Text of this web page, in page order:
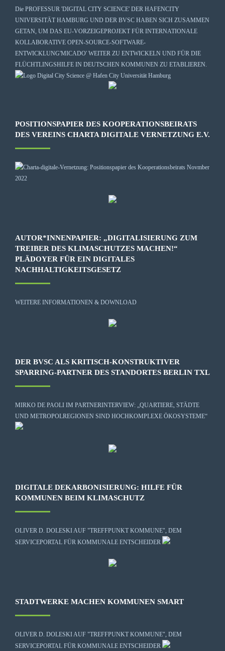
Die PROFESSUR 'DIGITAL CITY SCIENCE' DER HAFENCITY
UNIVERSITÄT HAMBURG UND DER BVSC HABEN SICH ZUSAMMEN
GETAN, UM DAS EU-VORZEIGEPROJEKT FÜR INTERNATIONALE
KOLLABORATIVE OPEN-SOURCE-SOFTWARE-
ENTWICKLUNG'MICADO' WEITER ZU ENTWICKELN UND FÜR DIE
FLÜCHTLINGSHILFE IN DEUTSCHEN KOMMUNEN ZU ETABLIEREN.
POSITIONSPAPIER DES KOOPERATIONSBEIRATS
DES VEREINS CHARTA DIGITALE VERNETZUNG E.V.
AUTOR*INNENPAPIER: „DIGITALISIERUNG ZUM
TREIBER DES KLIMASCHUTZES MACHEN!“
PLÄDOYER FÜR EIN DIGITALES
NACHHALTIGKEITSGESETZ
WEITERE INFORMATIONEN & DOWNLOAD
DER BVSC ALS KRITISCH-KONSTRUKTIVER
SPARRING-PARTNER DES STANDORTES BERLIN TXL
MIRKO DE PAOLI IM PARTNERINTERVIEW: „QUARTIERE, STÄDTE
UND METROPOLREGIONEN SIND HOCHKOMPLEXE ÖKOSYSTEME“
DIGITALE DEKARBONISIERUNG: HILFE FÜR
KOMMUNEN BEIM KLIMASCHUTZ
OLIVER D. DOLESKI AUF "TREFFPUNKT KOMMUNE", DEM
SERVICEPORTAL FÜR KOMMUNALE ENTSCHEIDER
STADTWERKE MACHEN KOMMUNEN SMART
OLIVER D. DOLESKI AUF "TREFFPUNKT KOMMUNE", DEM
SERVICEPORTAL FÜR KOMMUNALE ENTSCHEIDER